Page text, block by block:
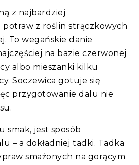
z najbardziej
z roślin strączkowych
To wegańskie danie
na bazie czerwonej
albo mieszanki kilku
Soczewica gotuje się
przygotowanie dalu nie
smak, jest sposób
– a dokładniej tadki. Tadka
smażonych na gorącym